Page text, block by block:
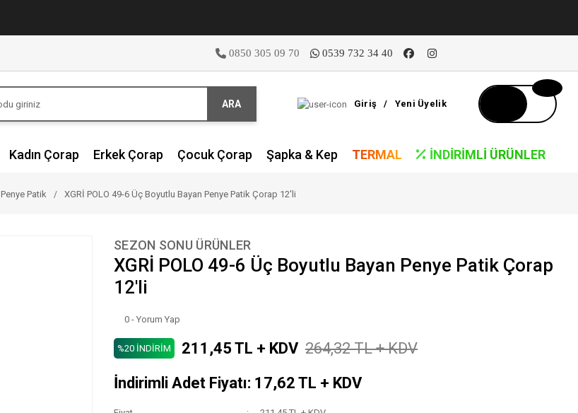
0850 305 09 70 0539 732 34 40
ARA Giriş / Yeni Üyelik
Kadın Çorap Erkek Çorap Çocuk Çorap Şapka & Kep TERMAL İNDIRIMLI ÜRÜNLER
Penye Patik XGRİ POLO 49-6 Üç Boyutlu Bayan Penye Patik Çorap 12'li
SEZON SONU ÜRÜNLER
XGRİ POLO 49-6 Üç Boyutlu Bayan Penye Patik Çorap
12'li
0 - Yorum Yap
%20 İNDİRİM 211,45 TL + KDV 264,32 TL + KDV
İndirimli Adet Fiyatı: 17,62 TL + KDV